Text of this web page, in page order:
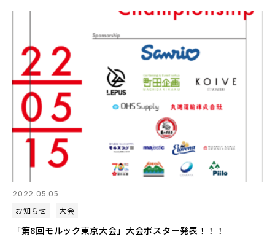
2022.05.05
お知らせ
大会
「第8回モルック東京大会」大会ポスター発表！！！